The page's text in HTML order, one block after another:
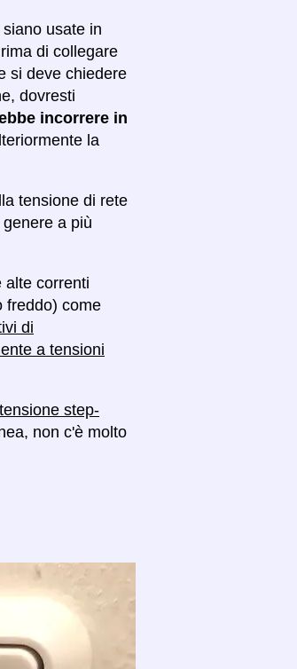
usate in
di collegare
si deve chiedere
dovresti
incorrere in
la
tensione di rete
a più
alte correnti
freddo) come
di
a tensioni
step-
non c'è molto